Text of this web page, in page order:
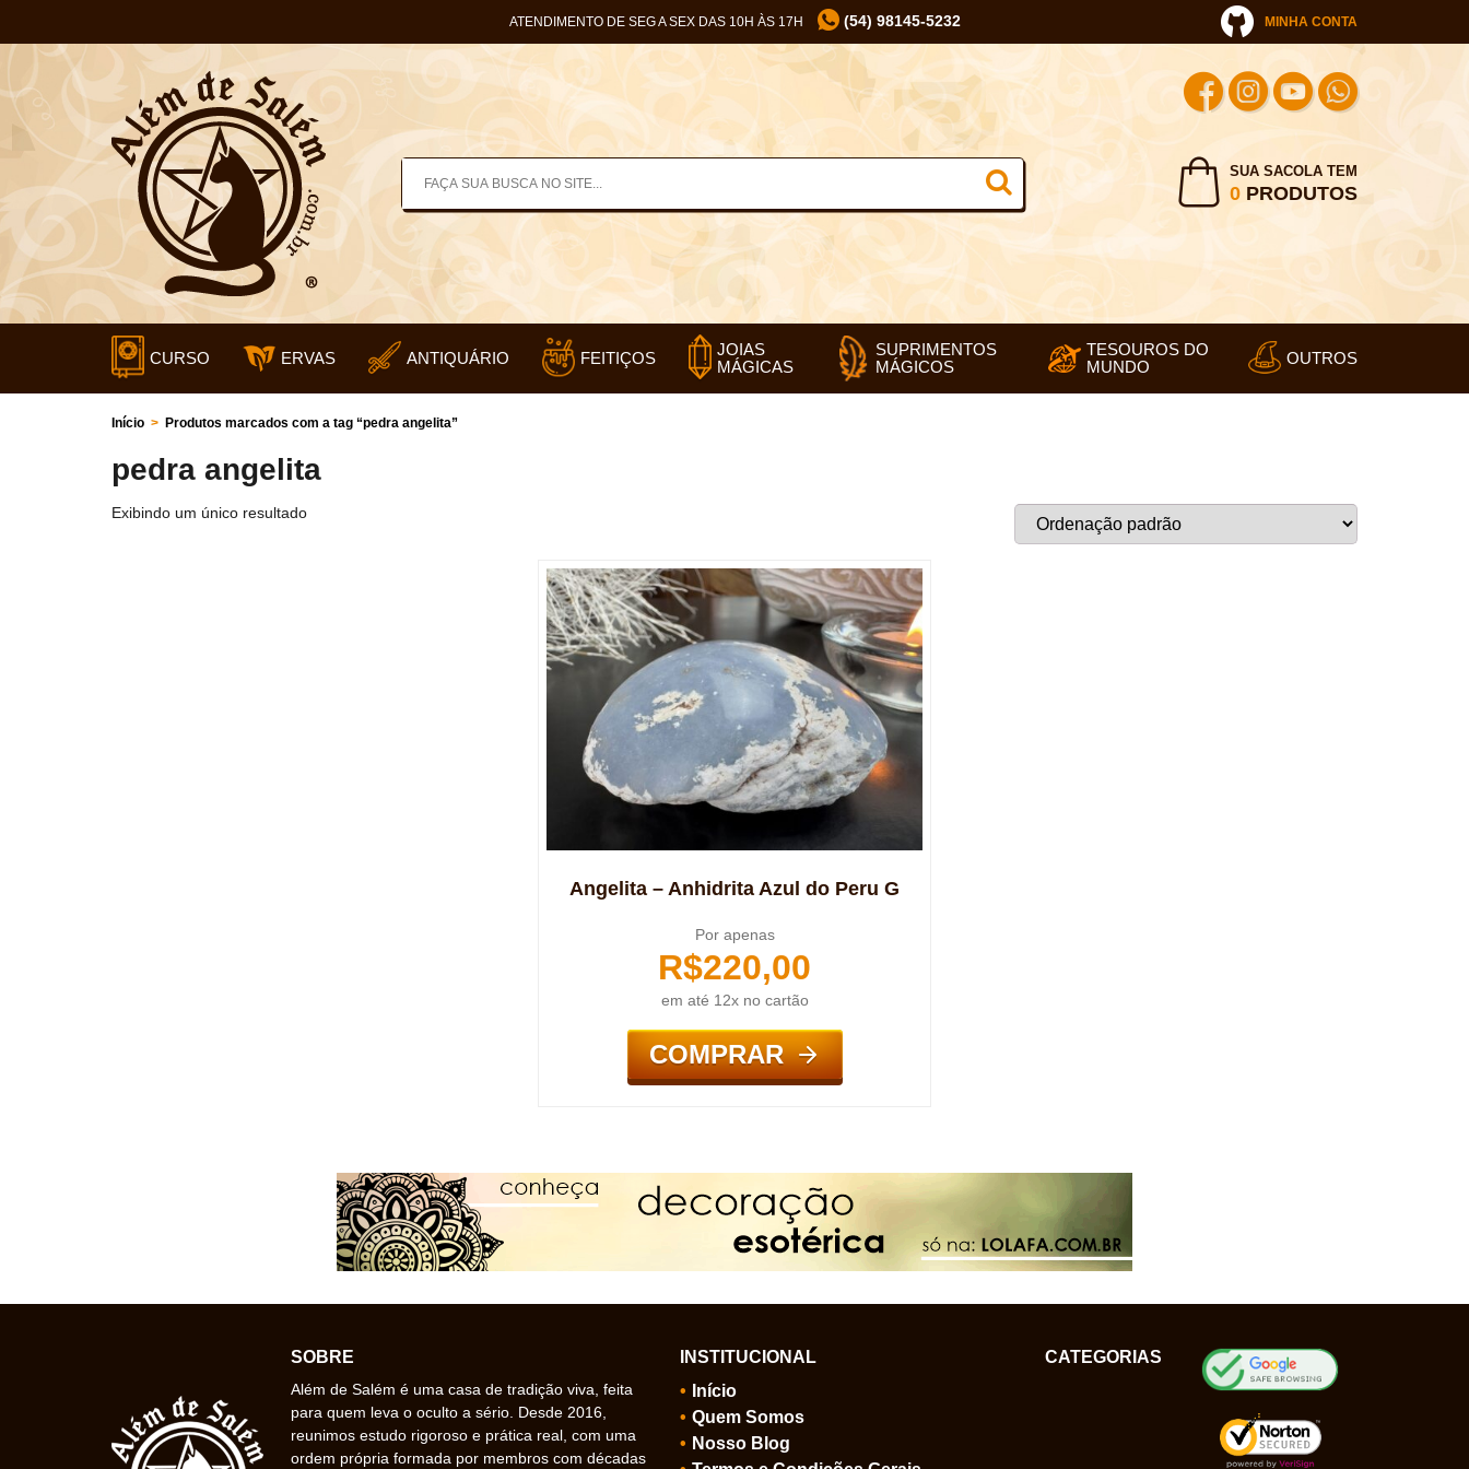
ATENDIMENTO DE SEG A SEX DAS 10H ÀS 17H (54) 98145-5232 MINHA CONTA
SUA SACOLA TEM
0PRODUTOS
CURSO ERVAS ANTIQUÁRIO FEITIÇOS
JOIAS
MÁGICAS
SUPRIMENTOS
MÁGICOS
TESOUROS DO
MUNDO
OUTROS
Início > Produtos marcados com a tag “pedra angelita”
pedra angelita
Exibindo um único resultado
Angelita – Anhidrita Azul do Peru G
Por apenas
R$220,00
em até 12x no cartão
COMPRAR
SOBRE
Além de Salém é uma casa de tradição viva, feita
para quem leva o oculto a sério. Desde 2016,
reunimos estudo rigoroso e prática real, com uma
ordem própria formada por membros com décadas
INSTITUCIONAL
Início
Quem Somos
Nosso Blog
CATEGORIAS